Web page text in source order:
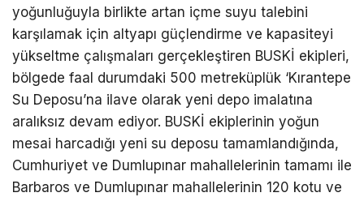
yoğunluğuyla birlikte artan içme suyu talebini
karşılamak için altyapı güçlendirme ve kapasiteyi
yükseltme çalışmaları gerçekleştiren BUSKİ ekipleri,
bölgede faal durumdaki 500 metreküplük ‘Kırantepe
Su Deposu’na ilave olarak yeni depo imalatına
aralıksız devam ediyor. BUSKİ ekiplerinin yoğun
mesai harcadığı yeni su deposu tamamlandığında,
Cumhuriyet ve Dumlupınar mahallelerinin tamamı ile
Barbaros ve Dumlupınar mahallelerinin 120 kotu ve